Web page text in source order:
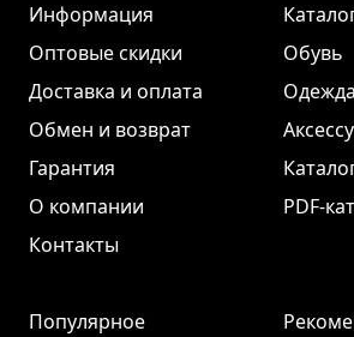
Информация
Оптовые скидки
Доставка и оплата
Обмен и возврат
Гарантия
О компании
Контакты
Обувь
Одежда
PDF-
Популярное